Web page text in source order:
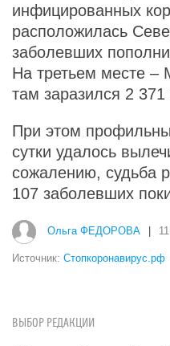
инфицированных
расположилась
заболевших
На третьем месте –
там заразился 2 371
При этом
сутки удалось
сожалению, судьба
107 заболевших
Ольга ФЕДОРОВА
Источник: Стопкоронавирус.рф
ВЫБОР РЕДАКЦИИ